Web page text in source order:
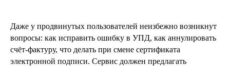
Даже у продвинутых пользователей неизбежно возникнут
вопросы: как исправить ошибку в УПД, как аннулировать
счёт-фактуру, что делать при смене сертификата
электронной подписи. Сервис должен предлагать